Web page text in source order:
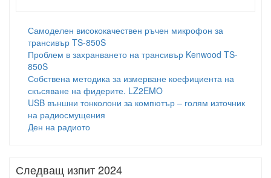
Самоделен висококачествен ръчен микрофон за
трансивър TS-850S
Проблем в захранването на трансивър Kenwood TS-
850S
Собствена методика за измерване коефициента на
скъсяване на фидерите. LZ2EMO
USB външни тонколони за компютър – голям източник
на радиосмущения
Ден на радиото
Следващ изпит 2024